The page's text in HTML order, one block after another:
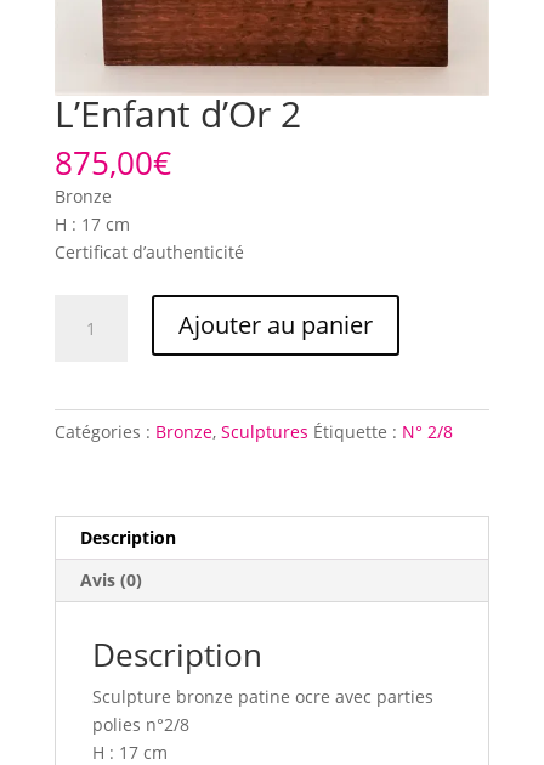
L’Enfant d’Or 2
875,00€
Bronze
H : 17 cm
Certificat d’authenticité
Ajouter au panier
Catégories : Bronze, Sculptures Étiquette : N° 2/8
Description
Avis (0)
Description
Sculpture bronze patine ocre avec parties
polies n°2/8
H : 17 cm